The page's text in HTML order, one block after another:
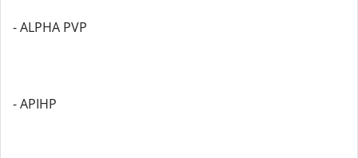
- ALPHA PVP
- APIHP